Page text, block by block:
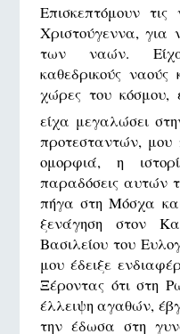
Επισκεπτόμουν τις
Χριστούγεννα,
των ναών. Είχα
καθεδρικούς ναούς
χώρες του
είχα μεγαλώσει
προτεσταντών,
ομορφιά, η
παραδόσεις
πήγα στη Μόσχα
ξενάγηση στον
Βασιλείου του
μου έδειξε
Ξέροντας ότι στη
έλλειψη αγαθών,
την έδωσα στη